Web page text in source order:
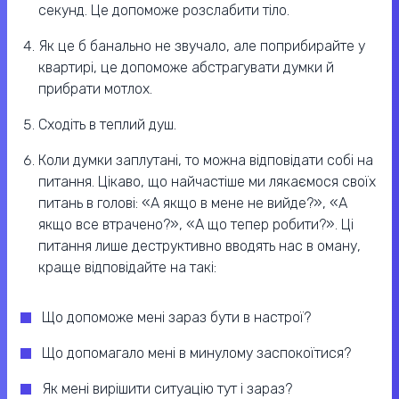
секунд. Це допоможе розслабити тіло.
Як це б банально не звучало, але поприбирайте у
квартирі, це допоможе абстрагувати думки й
прибрати мотлох.
Сходіть в теплий душ.
Коли думки заплутані, то можна відповідати собі на
питання. Цікаво, що найчастіше ми лякаємося своїх
питань в голові: «А якщо в мене не вийде?», «А
якщо все втрачено?», «А що тепер робити?». Ці
питання лише деструктивно вводять нас в оману,
краще відповідайте на такі:
Що допоможе мені зараз бути в настрої?
Що допомагало мені в минулому заспокоїтися?
Як мені вирішити ситуацію тут і зараз?